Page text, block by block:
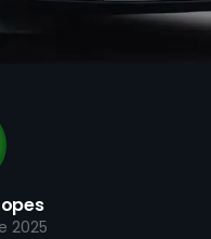
2025